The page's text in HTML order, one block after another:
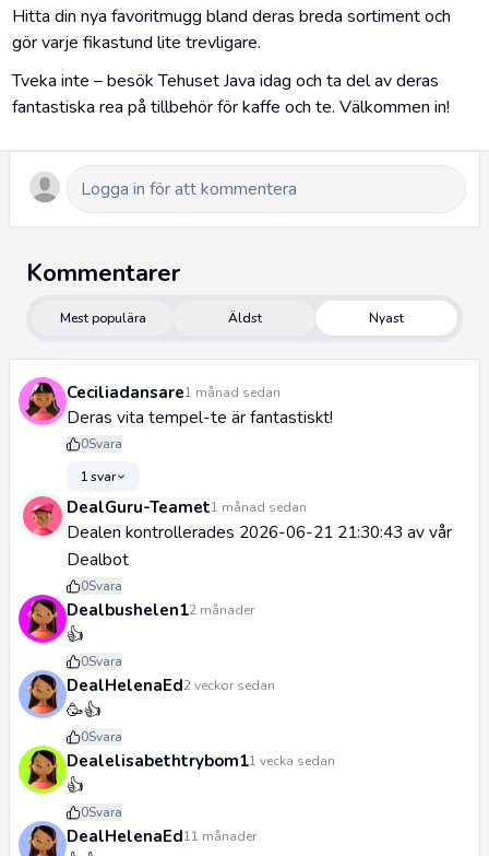
Hitta din nya favoritmugg bland deras breda sortiment och
gör varje fikastund lite trevligare.
Tveka inte – besök Tehuset Java idag och ta del av deras
fantastiska rea på tillbehör för kaffe och te. Välkommen in!
Kommentarer
Mest populära Äldst Nyast
Ceciliadansare1 månad sedan
Deras vita tempel-te är fantastiskt!
0Svara
1 svar
DealGuru-Teamet1 månad sedan
Dealen kontrollerades 2026-06-21 21:30:43 av vår
Dealbot
0Svara
Dealbushelen12 månader
👍
0Svara
DealHelenaEd2 veckor sedan
🥳👍
0Svara
Dealelisabethtrybom11 vecka sedan
👍
0Svara
DealHelenaEd11 månader